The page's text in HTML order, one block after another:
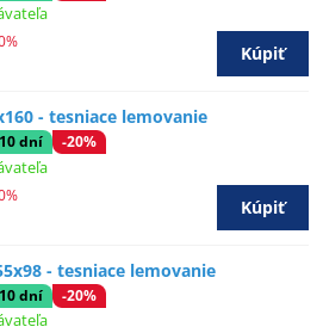
Kúpiť
- tesniace lemovanie
dní -20%
Kúpiť
- tesniace lemovanie
dní -20%